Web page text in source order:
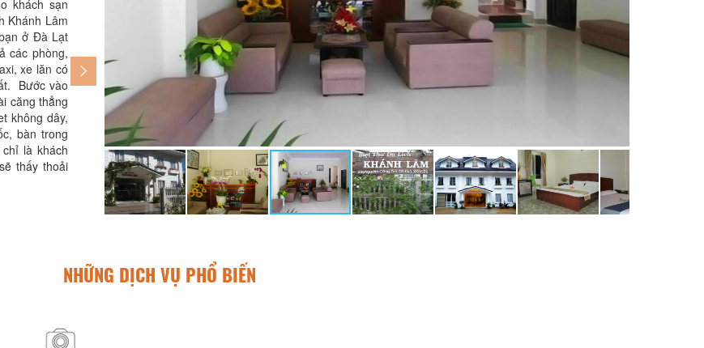
khách sạn
Khánh Lâm
ở Đà Lạt
các phòng,
xe lăn có
Bước vào
căng thẳng
không dây,
bàn trong
là khách
thấy thoải
NHỮNG DỊCH VỤ PHỔ BIẾN